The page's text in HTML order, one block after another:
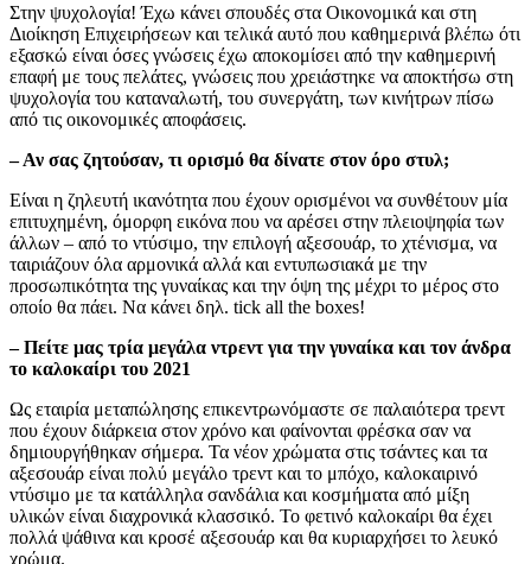
Στην ψυχολογία! Έχω κάνει σπουδές στα Οικονομικά και στη
Διοίκηση Επιχειρήσεων και τελικά αυτό που καθημερινά βλέπω ότι
εξασκώ είναι όσες γνώσεις έχω αποκομίσει από την καθημερινή
επαφή με τους πελάτες, γνώσεις που χρειάστηκε να αποκτήσω στη
ψυχολογία του καταναλωτή, του συνεργάτη, των κινήτρων πίσω
από τις οικονομικές αποφάσεις.
– Αν σας ζητούσαν, τι ορισμό θα δίνατε στον όρο στυλ;
Είναι η ζηλευτή ικανότητα που έχουν ορισμένοι να συνθέτουν μία
επιτυχημένη, όμορφη εικόνα που να αρέσει στην πλειοψηφία των
άλλων – από το ντύσιμο, την επιλογή αξεσουάρ, το χτένισμα, να
ταιριάζουν όλα αρμονικά αλλά και εντυπωσιακά με την
προσωπικότητα της γυναίκας και την όψη της μέχρι το μέρος στο
οποίο θα πάει. Να κάνει δηλ. tick all the boxes!
– Πείτε μας τρία μεγάλα ντρεντ για την γυναίκα και τον άνδρα
το καλοκαίρι του 2021
Ως εταιρία μεταπώλησης επικεντρωνόμαστε σε παλαιότερα τρεντ
που έχουν διάρκεια στον χρόνο και φαίνονται φρέσκα σαν να
δημιουργήθηκαν σήμερα. Τα νέον χρώματα στις τσάντες και τα
αξεσουάρ είναι πολύ μεγάλο τρεντ και το μπόχο, καλοκαιρινό
ντύσιμο με τα κατάλληλα σανδάλια και κοσμήματα από μίξη
υλικών είναι διαχρονικά κλασσικό. Το φετινό καλοκαίρι θα έχει
πολλά ψάθινα και κροσέ αξεσουάρ και θα κυριαρχήσει το λευκό
χρώμα.